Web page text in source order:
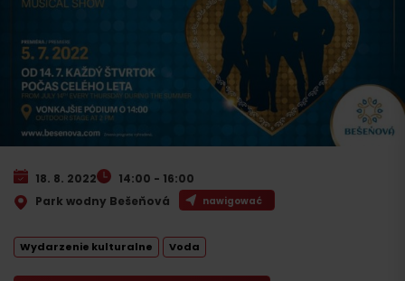
18. 8. 2022
14:00 - 16:00
Park wodny Bešeňová
nawigować
Voda
Wydarzenie kulturalne